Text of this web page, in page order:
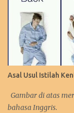
Asal Usul Istilah
Gambar di atas
bahasa Inggris.